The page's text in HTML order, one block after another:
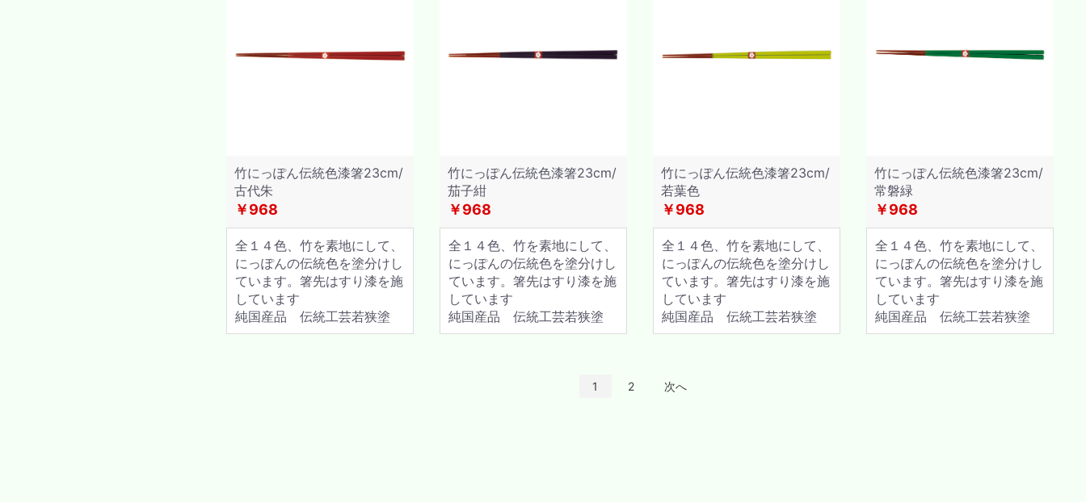
竹にっぽん伝統色漆箸23cm/
古代朱
￥968
全１４色、竹を素地にして、
にっぽんの伝統色を塗分けし
ています。箸先はすり漆を施
しています
純国産品 伝統工芸若狭塗
竹にっぽん伝統色漆箸23cm/
茄子紺
￥968
全１４色、竹を素地にして、
にっぽんの伝統色を塗分けし
ています。箸先はすり漆を施
しています
純国産品 伝統工芸若狭塗
竹にっぽん伝統色漆箸23cm/
若葉色
￥968
全１４色、竹を素地にして、
にっぽんの伝統色を塗分けし
ています。箸先はすり漆を施
しています
純国産品 伝統工芸若狭塗
竹にっぽん伝統色漆箸23cm/
常磐緑
￥968
全１４色、竹を素地にして、
にっぽんの伝統色を塗分けし
ています。箸先はすり漆を施
しています
純国産品 伝統工芸若狭塗
1 2 次へ